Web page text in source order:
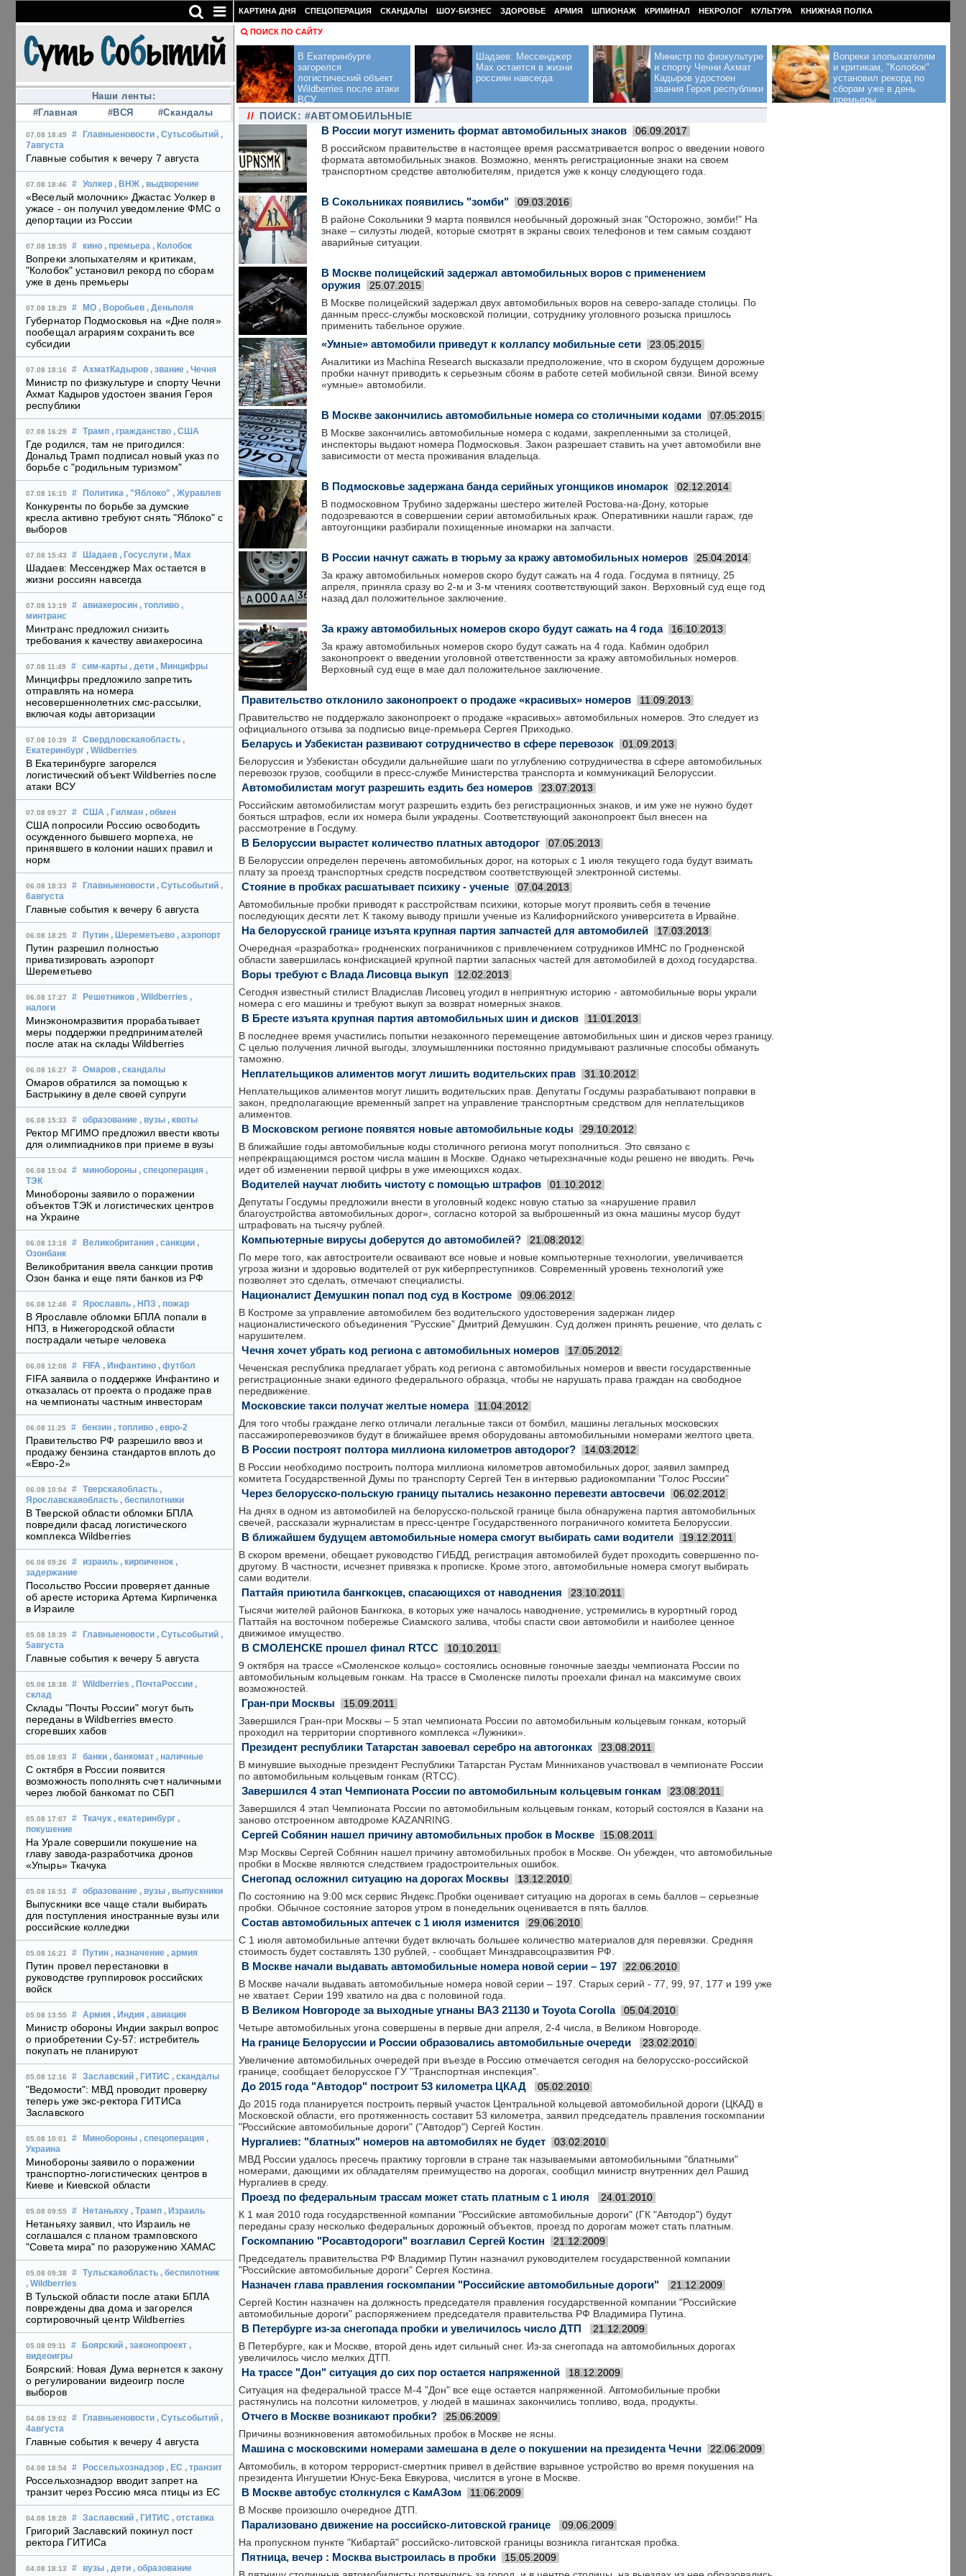
Наши ленты:
#Главная
#ВСЯ #Скандалы
07.08 18:49 # Главныеновости , Сутьсобытий ,
7августа
Главные события к вечеру 7 августа
07.08 18:46 # Уолкер , ВНЖ , выдворение
«Веселый молочник» Джастас Уолкер в
ужасе - он получил уведомление ФМС о
депортации из России
07.08 18:35 # кино , премьера , Колобок
Вопреки злопыхателям и критикам,
"Колобок" установил рекорд по сборам
уже в день премьеры
07.08 18:29 # МО , Воробьев , Деньполя
Губернатор Подмосковья на «Дне поля»
пообещал аграриям сохранить все
субсидии
07.08 18:16 # АхматКадыров , звание , Чечня
Министр по физкультуре и спорту Чечни
Ахмат Кадыров удостоен звания Героя
республики
07.08 16:29 # Трамп , гражданство , США
Где родился, там не пригодился:
Дональд Трамп подписал новый указ по
борьбе с "родильным туризмом"
07.08 16:15 # Политика , "Яблоко" , Журавлев
Конкуренты по борьбе за думские
кресла активно требуют снять "Яблоко" с
выборов
07.08 15:43 # Шадаев , Госуслуги , Max
Шадаев: Мессенджер Max остается в
жизни россиян навсегда
07.08 13:19 # авиакеросин , топливо ,
минтранс
Минтранс предложил снизить
требования к качеству авиакеросина
07.08 11:49 # сим-карты , дети , Минцифры
Минцифры предложило запретить
отправлять на номера
несовершеннолетних смс-рассылки,
включая коды авторизации
07.08 10:39 # Свердловскаяобласть ,
Екатеринбург , Wildberries
В Екатеринбурге загорелся
логистический объект Wildberries после
атаки ВСУ
07.08 09:27 # США , Гилман , обмен
США попросили Россию освободить
осужденного бывшего морпеха, не
принявшего в колонии наших правил и
норм
06.08 18:33 # Главныеновости , Сутьсобытий ,
6августа
Главные события к вечеру 6 августа
06.08 18:25 # Путин , Шереметьево , аэропорт
Путин разрешил полностью
приватизировать аэропорт
Шереметьево
06.08 17:27 # Решетников , Wildberries ,
налоги
Минэкономразвития прорабатывает
меры поддержки предпринимателей
после атак на склады Wildberries
06.08 16:27 # Омаров , скандалы
Омаров обратился за помощью к
Бастрыкину в деле своей супруги
06.08 15:33 # образование , вузы , квоты
Ректор МГИМО предложил ввести квоты
для олимпиадников при приеме в вузы
06.08 15:04 # минобороны , спецоперация ,
ТЭК
Минобороны заявило о поражении
объектов ТЭК и логистических центров
на Украине
06.08 13:18 # Великобритания , санкции ,
Озонбанк
Великобритания ввела санкции против
Озон банка и еще пяти банков из РФ
06.08 12:48 # Ярославль , НПЗ , пожар
В Ярославле обломки БПЛА попали в
НПЗ, в Нижегородской области
пострадали четыре человека
06.08 12:08 # FIFA , Инфантино , футбол
FIFA заявила о поддержке Инфантино и
отказалась от проекта о продаже прав
на чемпионаты частным инвесторам
06.08 11:25 # бензин , топливо , евро-2
Правительство РФ разрешило ввоз и
продажу бензина стандартов вплоть до
«Евро-2»
06.08 10:04 # Тверскаяобласть ,
Ярославскаяобласть , беспилотники
В Тверской области обломки БПЛА
повредили фасад логистического
комплекса Wildberries
06.08 09:26 # израиль , кирпиченок ,
задержание
Посольство России проверяет данные
об аресте историка Артема Кирпиченка
в Израиле
05.08 18:39 # Главныеновости , Сутьсобытий ,
5августа
Главные события к вечеру 5 августа
05.08 18:38 # Wildberries , ПочтаРоссии ,
склад
Склады "Почты России" могут быть
переданы в Wildberries вместо
сгоревших хабов
05.08 18:03 # банки , банкомат , наличные
С октября в России появится
возможность пополнять счет наличными
через любой банкомат по СБП
05.08 17:07 # Ткачук , екатеринбург ,
покушение
На Урале совершили покушение на
главу завода-разработчика дронов
«Упырь» Ткачука
05.08 16:51 # образование , вузы , выпускники
Выпускники все чаще стали выбирать
для поступления иностранные вузы или
российские колледжи
05.08 16:21 # Путин , назначение , армия
Путин провел перестановки в
руководстве группировок российских
войск
05.08 13:55 # Армия , Индия , авиация
Министр обороны Индии закрыл вопрос
о приобретении Су-57: истребитель
покупать не планируют
05.08 12:16 # Заславский , ГИТИС , скандалы
"Ведомости": МВД проводит проверку
теперь уже экс-ректора ГИТИСа
Заславского
05.08 10:01 # Минобороны , спецоперация ,
Украина
Минобороны заявило о поражении
транспортно-логистических центров в
Киеве и Киевской области
05.08 09:55 # Нетаньяху , Трамп , Израиль
Нетаньяху заявил, что Израиль не
соглашался с планом трамповского
"Совета мира" по разоружению ХАМАС
05.08 09:38 # Тульскаяобласть , беспилотник
, Wildberries
В Тульской области после атаки БПЛА
повреждены два дома и загорелся
сортировочный центр Wildberries
05.08 09:11 # Боярский , законопроект ,
видеоигры
Боярский: Новая Дума вернется к закону
о регулировании видеоигр после
выборов
04.08 19:02 # Главныеновости , Сутьсобытий ,
4августа
Главные события к вечеру 4 августа
04.08 18:54 # Россельхознадзор , ЕС , транзит
Россельхознадзор вводит запрет на
транзит через Россию мяса птицы из ЕС
04.08 18:28 # Заславский , ГИТИС , отставка
Григорий Заславский покинул пост
ректора ГИТИСа
04.08 18:13 # вузы , дети , образование
КАРТИНА ДНЯ СПЕЦОПЕРАЦИЯ СКАНДАЛЫ ШОУ-БИЗНЕС ЗДОРОВЬЕ АРМИЯ ШПИОНАЖ КРИМИНАЛ НЕКРОЛОГ КУЛЬТУРА КНИЖНАЯ ПОЛКА
ПОИСК ПО САЙТУ
В Екатеринбурге
загорелся
логистический объект
Wildberries после атаки
ВСУ
Шадаев: Мессенджер
Max остается в жизни
россиян навсегда
Министр по физкультуре
и спорту Чечни Ахмат
Кадыров удостоен
звания Героя республики
Вопреки злопыхателям
и критикам, "Колобок"
установил рекорд по
сборам уже в день
премьеры
// ПОИСК: #АВТОМОБИЛЬНЫЕ
В России могут изменить формат автомобильных знаков 06.09.2017
В российском правительстве в настоящее время рассматривается вопрос о введении нового
формата автомобильных знаков. Возможно, менять регистрационные знаки на своем
транспортном средстве автолюбителям, придется уже к концу следующего года.
В Сокольниках появились "зомби" 09.03.2016
В районе Сокольники 9 марта появился необычный дорожный знак "Осторожно, зомби!" На
знаке – силуэты людей, которые смотрят в экраны своих телефонов и тем самым создают
аварийные ситуации.
В Москве полицейский задержал автомобильных воров с применением
оружия
25.07.2015
В Москве полицейский задержал двух автомобильных воров на северо-западе столицы. По
данным пресс-службы московской полиции, сотруднику уголовного розыска пришлось
применить табельное оружие.
«Умные» автомобили приведут к коллапсу мобильные сети 23.05.2015
Аналитики из Machina Research высказали предположение, что в скором будущем дорожные
пробки начнут приводить к серьезным сбоям в работе сетей мобильной связи. Виной всему
«умные» автомобили.
В Москве закончились автомобильные номера со столичными кодами 07.05.2015
В Москве закончились автомобильные номера с кодами, закрепленными за столицей,
инспекторы выдают номера Подмосковья. Закон разрешает ставить на учет автомобили вне
зависимости от места проживания владельца.
В Подмосковье задержана банда серийных угонщиков иномарок 02.12.2014
В подмосковном Трубино задержаны шестеро жителей Ростова-на-Дону, которые
подозреваются в совершении серии автомобильных краж. Оперативники нашли гараж, где
автоугонщики разбирали похищенные иномарки на запчасти.
В России начнут сажать в тюрьму за кражу автомобильных номеров 25.04.2014
За кражу автомобильных номеров скоро будут сажать на 4 года. Госдума в пятницу, 25
апреля, приняла сразу во 2-м и 3-м чтениях соответствующий закон. Верховный суд еще год
назад дал положительное заключение.
За кражу автомобильных номеров скоро будут сажать на 4 года 16.10.2013
За кражу автомобильных номеров скоро будут сажать на 4 года. Кабмин одобрил
законопроект о введении уголовной ответственности за кражу автомобильных номеров.
Верховный суд еще в мае дал положительное заключение.
Правительство отклонило законопроект о продаже «красивых» номеров 11.09.2013
Правительство не поддержало законопроект о продаже «красивых» автомобильных номеров. Это следует из
официального отзыва за подписью вице-премьера Сергея Приходько.
Беларусь и Узбекистан развивают сотрудничество в сфере перевозок 01.09.2013
Белоруссия и Узбекистан обсудили дальнейшие шаги по углублению сотрудничества в сфере автомобильных
перевозок грузов, сообщили в пресс-службе Министерства транспорта и коммуникаций Белоруссии.
Автомобилистам могут разрешить ездить без номеров 23.07.2013
Российским автомобилистам могут разрешить ездить без регистрационных знаков, и им уже не нужно будет
бояться штрафов, если их номера были украдены. Соответствующий законопроект был внесен на
рассмотрение в Госдуму.
В Белоруссии вырастет количество платных автодорог 07.05.2013
В Белоруссии­ определен перечень автомобиль­ных дорог, на которых с 1 июля текущего года будут взимать
плату за проезд транспортн­ых средств посредство­м соответств­ующей электронно­й системы.
Стояние в пробках расшатывает психику - ученые 07.04.2013
Автомобильные пробки приводят к расстройствам психики, которые могут проявить себя в течение
последующих десяти лет. К такому выводу пришли ученые из Калифорнийского университета в Ирвайне.
На белорусской границе изъята крупная партия запчастей для автомобилей 17.03.2013
Очередная «разработка» гродненских пограничников с привлечением сотрудников ИМНС по Гродненской
области завершилась конфискацией крупной партии запасных частей для автомобилей в доход государства.
Воры требуют с Влада Лисовца выкуп 12.02.2013
Сегодня известный стилист Владислав Лисовец угодил в неприятную историю - автомобильные воры украли
номера с его машины и требуют выкуп за возврат номерных знаков.
В Бресте изъята крупная партия автомобильных шин и дисков 11.01.2013
В последнее время участились попытки незаконного перемещение автомобильных шин и дисков через границу.
С целью получения личной выгоды, злоумышленники постоянно придумывают различные способы обмануть
таможню.
Неплательщиков алиментов могут лишить водительских прав 31.10.2012
Неплательщиков алиментов могут лишить водительских прав. Депутаты Госдумы разрабатывают поправки в
закон, предполагающие временный запрет на управление транспортным средством для неплательщиков
алиментов.
В Московском регионе появятся новые автомобильные коды 29.10.2012
В ближайшие годы автомобильные коды столичного региона могут пополниться. Это связано с
непрекращающимся ростом числа машин в Москве. Однако четырехзначные коды решено не вводить. Речь
идет об изменении первой цифры в уже имеющихся кодах.
Водителей научат любить чистоту с помощью штрафов 01.10.2012
Депутаты Госдумы предложили внести в уголовный кодекс новую статью за «нарушение правил
благоустройства автомобильных дорог», согласно которой за выброшенный из окна машины мусор будут
штрафовать на тысячу рублей.
Компьютерные вирусы доберутся до автомобилей? 21.08.2012
По мере того, как автостроители осваивают все новые и новые компьютерные технологии, увеличивается
угроза жизни и здоровью водителей от рук киберпреступников. Современный уровень технологий уже
позволяет это сделать, отмечают специалисты.
Националист Демушкин попал под суд в Костроме 09.06.2012
В Костроме за управление автомобилем без водительского удостоверения задержан лидер
националистического объединения "Русские" Дмитрий Демушкин. Суд должен принять решение, что делать с
нарушителем.
Чечня хочет убрать код региона с автомобильных номеров 17.05.2012
Чеченская республика предлагает убрать код региона с автомобильных номеров и ввести государственные
регистрационные знаки единого федерального образца, чтобы не нарушать права граждан на свободное
передвижение.
Московские такси получат желтые номера 11.04.2012
Для того чтобы граждане легко отличали легальные такси от бомбил, машины легальных московских
пассажироперевозчиков будут в ближайшее время оборудованы автомобильными номерами желтого цвета.
В России построят полтора миллиона километров автодорог? 14.03.2012
В России необходимо построить полтора миллиона километров автомобильных дорог, заявил зампред
комитета Государственной Думы по транспорту Сергей Тен в интервью радиокомпании "Голос России"
Через белорусско-польскую границу пытались незаконно перевезти автосвечи 06.02.2012
На днях в одном из автомобилей на белорусско-польской границе была обнаружена партия автомобильных
свечей, рассказали журналистам в пресс-центре Государственного пограничного комитета Белоруссии.
В ближайшем будущем автомобильные номера смогут выбирать сами водители 19.12.2011
В скором времени, обещает руководство ГИБДД, регистрация автомобилей будет проходить совершенно по-
другому. В частности, исчезнет привязка к прописке. Кроме этого, автомобильные номера смогут выбирать
сами водители.
Паттайя приютила бангкокцев, спасающихся от наводнения 23.10.2011
Тысячи жителей районов Бангкока, в которых уже началось наводнение, устремились в курортный город
Паттайя на восточном побережье Сиамского залива, чтобы спасти свои автомобили и наиболее ценное
движимое имущество.
В СМОЛЕНСКЕ прошел финал RTCC 10.10.2011
9 октября на трассе «Смоленское кольцо» состоялись основные гоночные заезды чемпионата России по
автомобильным кольцевым гонкам. На трассе в Смоленске пилоты проехали финал на максимуме своих
возможностей.
Гран-при Москвы 15.09.2011
Завершился Гран-при Москвы – 5 этап чемпионата России по автомобильным кольцевым гонкам, который
проходил на территории спортивного комплекса «Лужники».
Президент республики Татарстан завоевал серебро на автогонках 23.08.2011
В минувшие выходные президент Республики Татарстан Рустам Минниханов участвовал в чемпионате России
по автомобильным кольцевым гонкам (RTCC).
Завершился 4 этап Чемпионата России по автомобильным кольцевым гонкам 23.08.2011
Завершился 4 этап Чемпионата России по автомобильным кольцевым гонкам, который состоялся в Казани на
заново отстроенном автодроме KAZANRING.
Сергей Собянин нашел причину автомобильных пробок в Москве 15.08.2011
Мэр Москвы Сергей Собянин нашел причину автомобильных пробок в Москве. Он убежден, что автомобильные
пробки в Москве являются следствием градостроительных ошибок.
Снегопад осложнил ситуацию на дорогах Москвы 13.12.2010
По состоянию на 9:00 мск сервис Яндекс.Пробки оценивает ситуацию на дорогах в семь баллов – серьезные
пробки. Обычное состояние заторов утром в понедельник оценивается в пять баллов.
Состав автомобильных аптечек с 1 июля изменится 29.06.2010
С 1 июля автомобильные аптечки будет включать большее количество материалов для перевязки. Средняя
стоимость будет составлять 130 рублей, - сообщает Минздравсоцразвития РФ.
В Москве начали выдавать автомобильные номера новой серии – 197 22.06.2010
В Москве начали выдавать автомобильные номера новой серии – 197. Старых серий - 77, 99, 97, 177 и 199 уже
не хватает. Серии 199 хватило на два с половиной года.
В Великом Новгороде за выходные угнаны ВАЗ 21130 и Toyota Corolla 05.04.2010
Четыре автомобильных угона совершены в первые дни апреля, 2-4 числа, в Великом Новгороде.
На границе Белоруссии и России образовались автомобильные очереди 23.02.2010
Увеличение автомобильных очередей при въезде в Россию отмечается сегодня на белорусско-российской
границе, сообщает белорусское ГУ "Транспортная инспекция".
До 2015 года "Автодор" построит 53 километра ЦКАД 05.02.2010
До 2015 года планируется построить первый участок Центральной кольцевой автомобильной дороги (ЦКАД) в
Московской области, его протяженность составит 53 километра, заявил председатель правления госкомпании
"Российские автомобильные дороги" ("Автодор") Сергей Костин.
Нургалиев: "блатных" номеров на автомобилях не будет 03.02.2010
МВД России удалось пресечь практику торговли в стране так называемыми автомобильными "блатными"
номерами, дающими их обладателям преимущество на дорогах, сообщил министр внутренних дел Рашид
Нургалиев в среду.
Проезд по федеральным трассам может стать платным с 1 июля 24.01.2010
К 1 мая 2010 года государственной компании "Российские автомобильные дороги" (ГК "Автодор") будут
переданы сразу несколько федеральных дорожный объектов, проезд по дорогам может стать платным.
Госкомпанию "Росавтодороги" возглавил Сергей Костин 21.12.2009
Председатель правительства РФ Владимир Путин назначил руководителем государственной компании
"Российские автомобильные дороги" Сергея Костина.
Назначен глава правления госкомпании "Российские автомобильные дороги" 21.12.2009
Сергей Костин назначен на должность председателя правления государственной компании "Российские
автомобильные дороги" распоряжением председателя правительства РФ Владимира Путина.
В Петербурге из-за снегопада пробки и увеличилось число ДТП 21.12.2009
В Петербурге, как и Москве, второй день идет сильный снег. Из-за снегопада на автомобильных дорогах
увеличилось число мелких ДТП.
На трассе "Дон" ситуация до сих пор остается напряженной 18.12.2009
Ситуация на федеральной трассе М-4 "Дон" все еще остается напряженной. Автомобильные пробки
растянулись на полсотни километров, у людей в машинах закончились топливо, вода, продукты.
Отчего в Москве возникают пробки? 25.06.2009
Причины возникновения автомобильных пробок в Москве не ясны.
Машина с московскими номерами замешана в деле о покушении на президента Чечни 22.06.2009
Автомобиль, в котором террорист-смертник привел в действие взрывное устройство во время покушения на
президента Ингушетии Юнус-Бека Евкурова, числится в угоне в Москве.
В Москве автобус столкнулся с КамАЗом 11.06.2009
В Москве произошло очередное ДТП.
Парализовано движение на российско-литовской границе 09.06.2009
На пропускном пункте "Кибартай" российско-литовской границы возникла гигантская пробка.
Пятница, вечер : Москва выстроилась в пробки 15.05.2009